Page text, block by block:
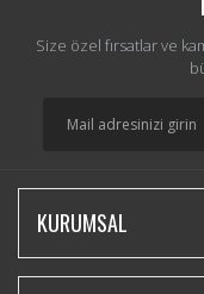
Size özel fırsatlar ve
KURUMSAL